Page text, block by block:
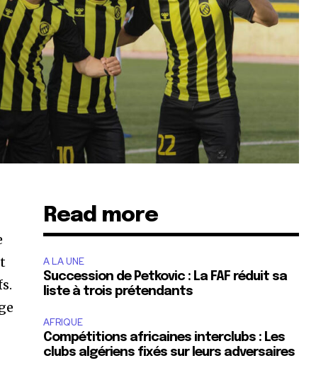
Read more
A LA UNE
Succession de Petkovic : La FAF réduit sa
liste à trois prétendants
AFRIQUE
Compétitions africaines interclubs : Les
clubs algériens fixés sur leurs adversaires